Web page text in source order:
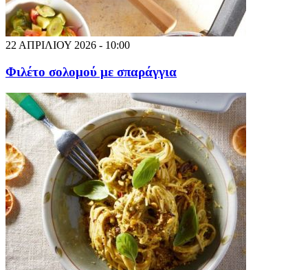
22 ΑΠΡΙΛΙΟΥ 2026 - 10:00
Φιλέτο σολομού με σπαράγγια